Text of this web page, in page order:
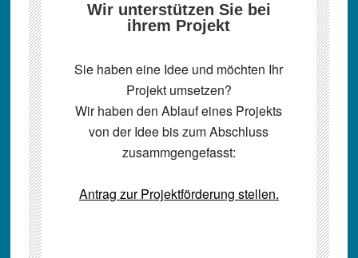
Wir unterstützen Sie bei
ihrem Projekt
Sie haben eine Idee und möchten Ihr
Projekt umsetzen?
Wir haben den Ablauf eines Projekts
von der Idee bis zum Abschluss
zusammgengefasst:
Antrag zur Projektförderung stellen.